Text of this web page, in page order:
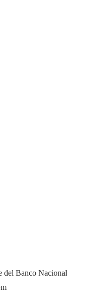
del Banco Nacional